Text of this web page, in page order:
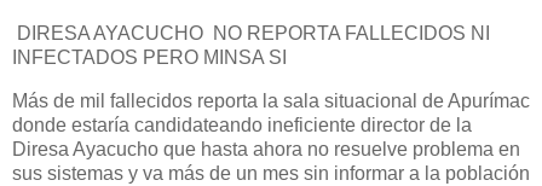
DIRESA AYACUCHO NO REPORTA FALLECIDOS NI
INFECTADOS PERO MINSA SI
Más de mil fallecidos reporta la sala situacional de Apurímac
donde estaría candidateando ineficiente director de la
Diresa Ayacucho que hasta ahora no resuelve problema en
sus sistemas y va más de un mes sin informar a la población